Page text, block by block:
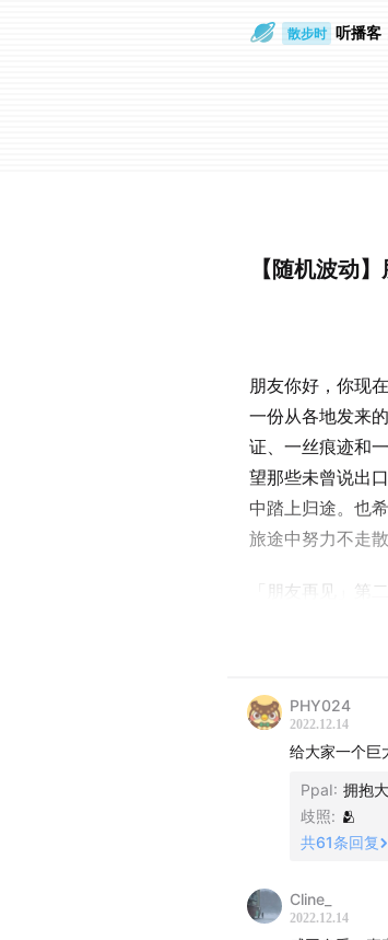
散步时
通勤路上
听播客
【随机波动
朋友你好，你现
一份从各地发来
证、一丝痕迹和
望那些未曾说出
中踏上归途。也
旅途中努力不走散
「朋友再见」第
了大理，谈到搬
如果你有关于告
再见#，我们的邮
【本期主播】
傅适野，媒体人
冷建国，媒体人
PHY024
2022.12.14
给大家一个巨
PpaI: 拥抱
歧照: 🫂
共61条回复
Cline_
2022.12.14